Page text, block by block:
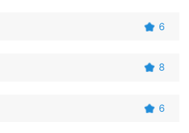
6
8
6